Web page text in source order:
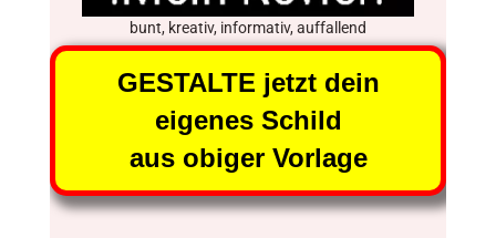
bunt, kreativ, informativ, auffallend
GESTALTE jetzt dein
eigenes Schild
aus obiger Vorlage